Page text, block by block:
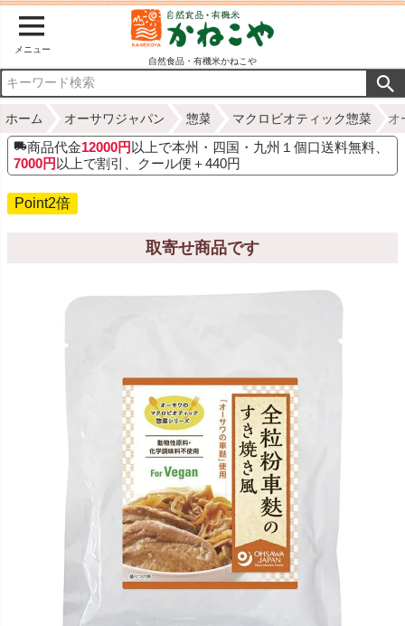
メニュー
自然食品・有機米かねこや
ホーム オーサワジャパン 惣菜 マクロビオティック惣菜 オ
商品代金12000円 以上で本州・四国・九州１個口送料無料、
7000円 以上で割引、クール便＋440円
Point2倍
取寄せ商品です